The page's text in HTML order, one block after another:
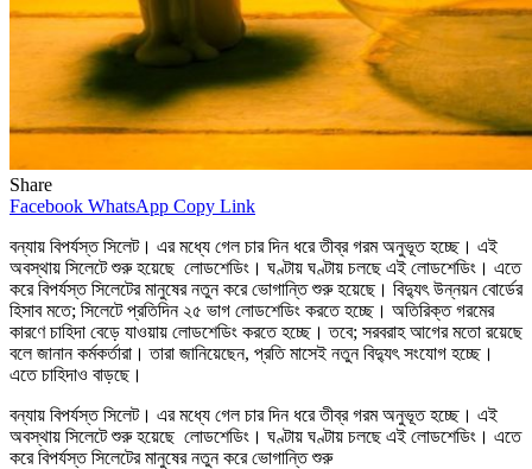
Share
Facebook WhatsApp Copy Link
বন্যায় বিপর্যস্ত সিলেট। এর মধ্যে গেল চার দিন ধরে তীব্র গরম অনুভূত হচ্ছে। এই
অবস্থায় সিলেটে শুরু হয়েছে লোডশেডিং। ঘণ্টায় ঘণ্টায় চলছে এই লোডশেডিং। এতে
করে বিপর্যস্ত সিলেটের মানুষের নতুন করে ভোগান্তি শুরু হয়েছে। বিদ্যুৎ উন্নয়ন বোর্ডের
হিসাব মতে; সিলেটে প্রতিদিন ২৫ ভাগ লোডশেডিং করতে হচ্ছে। অতিরিক্ত গরমের
কারণে চাহিদা বেড়ে যাওয়ায় লোডশেডিং করতে হচ্ছে। তবে; সরবরাহ আগের মতো রয়েছে
বলে জানান কর্মকর্তারা। তারা জানিয়েছেন, প্রতি মাসেই নতুন বিদ্যুৎ সংযোগ হচ্ছে।
এতে চাহিদাও বাড়ছে।
বন্যায় বিপর্যস্ত সিলেট। এর মধ্যে গেল চার দিন ধরে তীব্র গরম অনুভূত হচ্ছে। এই
অবস্থায় সিলেটে শুরু হয়েছে লোডশেডিং। ঘণ্টায় ঘণ্টায় চলছে এই লোডশেডিং। এতে
করে বিপর্যস্ত সিলেটের মানুষের নতুন করে ভোগান্তি শুরু